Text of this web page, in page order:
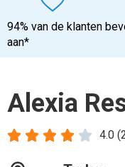
94% van de klanten
aan*
Alexia
4.0
    